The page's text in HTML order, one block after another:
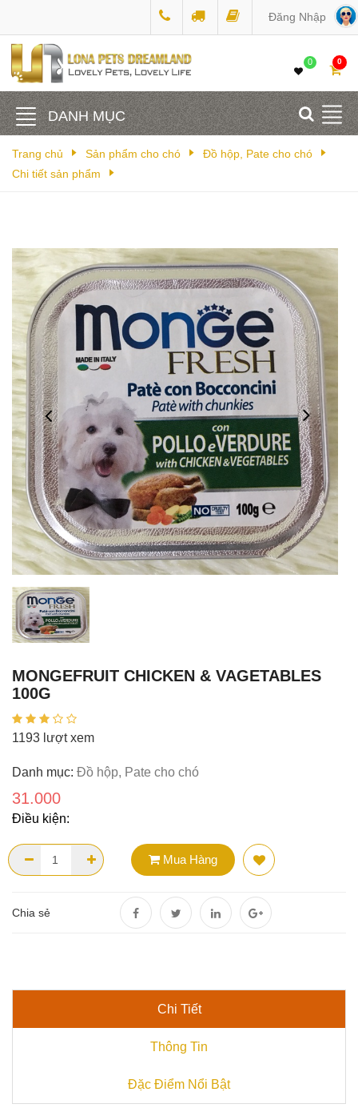
Đăng Nhập
0 0
DANH MỤC
Trang chủ Sản phẩm cho chó
Đồ hộp, Pate cho chó
Chi tiết sản phẩm
MONGEFRUIT CHICKEN & VAGETABLES
100G
1193 lượt xem
Danh mục: Đồ hộp, Pate cho chó
31.000
Điều kiện:
Mua Hàng
Chia sẻ
Chi Tiết
Thông Tin
Đặc Điểm Nổi Bật